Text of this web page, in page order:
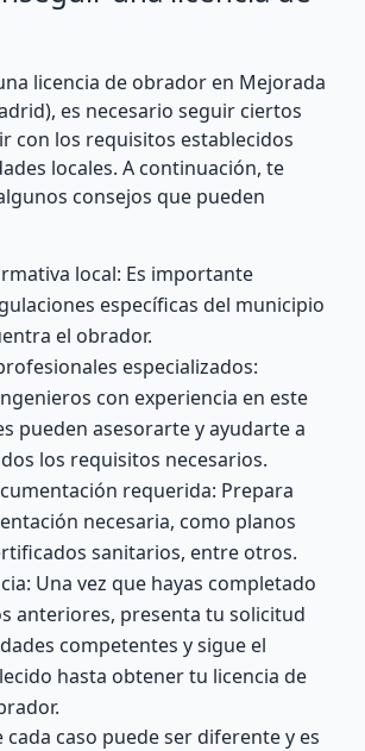
licencia de obrador en Mejorada
es necesario seguir ciertos
con los requisitos establecidos
locales. A continuación, te
consejos que pueden
local: Es importante
específicas del municipio
el obrador.
especializados:
con experiencia en este
pueden asesorarte y ayudarte a
los requisitos necesarios.
requerida: Prepara
necesaria, como planos
sanitarios, entre otros.
Una vez que hayas completado
anteriores, presenta tu solicitud
competentes y sigue el
hasta obtener tu licencia de
cada caso puede ser diferente y es